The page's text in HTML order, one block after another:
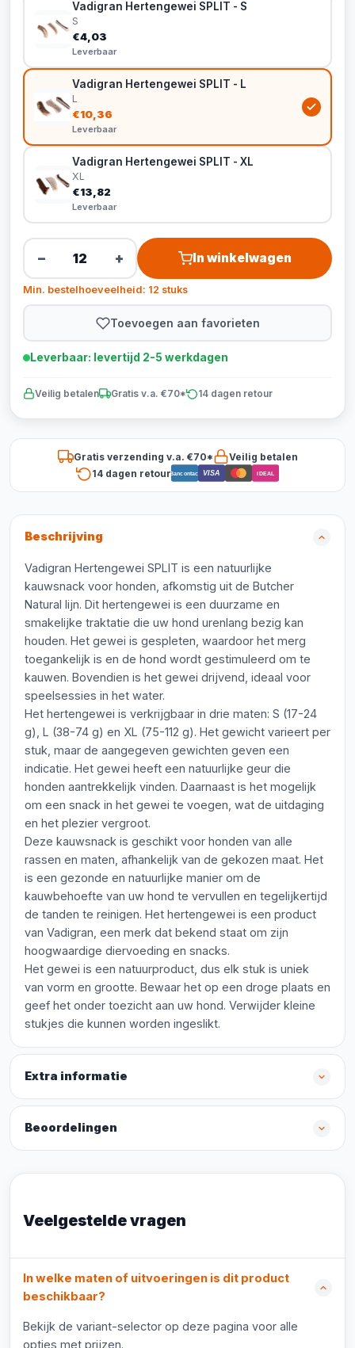
Vadigran Hertengewei SPLIT - S
S
€4,03
Leverbaar
Vadigran Hertengewei SPLIT - L
L
€10,36
Leverbaar
Vadigran Hertengewei SPLIT - XL
XL
€13,82
Leverbaar
− + In winkelwagen
Min. bestelhoeveelheid: 12 stuks
Toevoegen aan favorieten
Leverbaar: levertijd 2-5 werkdagen
Veilig betalen Gratis v.a. €70* 14 dagen retour
Gratis verzending v.a. €70*
Veilig betalen
14 dagen retourBancontact VISA iDEAL
Beschrijving
Vadigran Hertengewei SPLIT is een natuurlijke
kauwsnack voor honden, afkomstig uit de Butcher
Natural lijn. Dit hertengewei is een duurzame en
smakelijke traktatie die uw hond urenlang bezig kan
houden. Het gewei is gespleten, waardoor het merg
toegankelijk is en de hond wordt gestimuleerd om te
kauwen. Bovendien is het gewei drijvend, ideaal voor
speelsessies in het water.
Het hertengewei is verkrijgbaar in drie maten: S (17-24
g), L (38-74 g) en XL (75-112 g). Het gewicht varieert per
stuk, maar de aangegeven gewichten geven een
indicatie. Het gewei heeft een natuurlijke geur die
honden aantrekkelijk vinden. Daarnaast is het mogelijk
om een snack in het gewei te voegen, wat de uitdaging
en het plezier vergroot.
Deze kauwsnack is geschikt voor honden van alle
rassen en maten, afhankelijk van de gekozen maat. Het
is een gezonde en natuurlijke manier om de
kauwbehoefte van uw hond te vervullen en tegelijkertijd
de tanden te reinigen. Het hertengewei is een product
van Vadigran, een merk dat bekend staat om zijn
hoogwaardige diervoeding en snacks.
Het gewei is een natuurproduct, dus elk stuk is uniek
van vorm en grootte. Bewaar het op een droge plaats en
geef het onder toezicht aan uw hond. Verwijder kleine
stukjes die kunnen worden ingeslikt.
Extra informatie
Beoordelingen
Veelgestelde vragen
In welke maten of uitvoeringen is dit product
beschikbaar?
Bekijk de variant-selector op deze pagina voor alle
opties met prijzen.